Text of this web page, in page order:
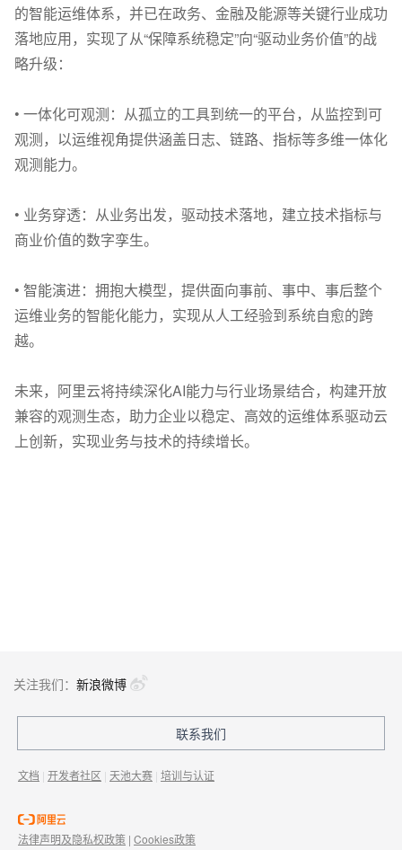
的智能运维体系，并已在政务、金融及能源等关键行业成功
落地应用，实现了从“保障系统稳定”向“驱动业务价值”的战
略升级：
• 一体化可观测：从孤立的工具到统一的平台，从监控到可
观测，以运维视角提供涵盖日志、链路、指标等多维一体化
观测能力。
• 业务穿透：从业务出发，驱动技术落地，建立技术指标与
商业价值的数字孪生。
• 智能演进：拥抱大模型，提供面向事前、事中、事后整个
运维业务的智能化能力，实现从人工经验到系统自愈的跨
越。
未来，阿里云将持续深化AI能力与行业场景结合，构建开放
兼容的观测生态，助力企业以稳定、高效的运维体系驱动云
上创新，实现业务与技术的持续增长。